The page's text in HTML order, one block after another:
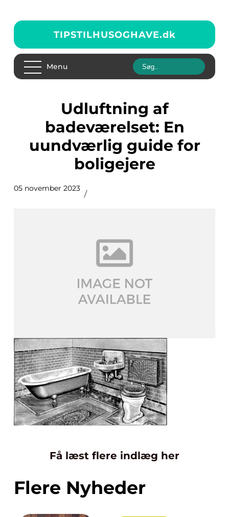
TIPSTILHUSOGHAVE.dk
Menu
Udluftning af
badeværelset: En
uundværlig guide for
boligejere
05 november 2023
Få læst flere indlæg her
Flere Nyheder